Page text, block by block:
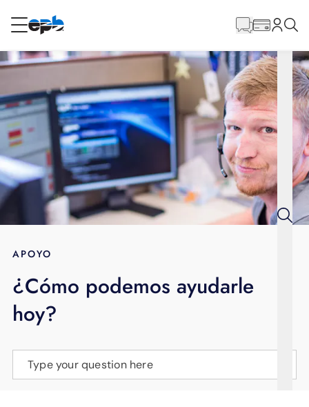
RESIDENCIAL
Internet
Energía
Televisión
BLOG
APOYO
principal
APOYO
¿Cómo podemos ayudarle
hoy?
Type your question here